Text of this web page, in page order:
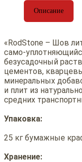
Описание
«RodStone – Шов
само-
безусадочный
цементов,
минеральных
и плит из
средних
Упаковка:
25 кг бумажные
Хранение: